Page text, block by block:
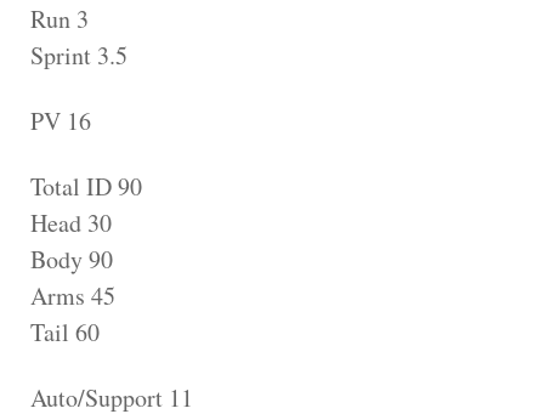
Run 3
Sprint 3.5
PV 16
Total ID 90
Head 30
Body 90
Arms 45
Tail 60
Auto/Support 11